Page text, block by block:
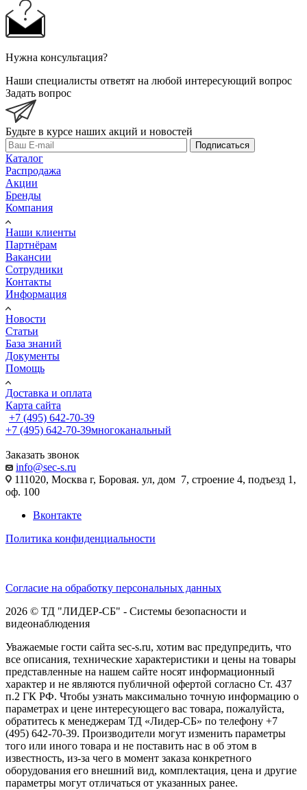
Нужна консультация?
Наши специалисты ответят на любой интересующий вопрос
Задать вопрос
Будьте в курсе наших акций и новостей
Подписаться
Каталог
Распродажа
Акции
Бренды
Компания
Наши клиенты
Партнёрам
Вакансии
Сотрудники
Контакты
Информация
Новости
Статьи
База знаний
Документы
Помощь
Доставка и оплата
Карта сайта
+7 (495) 642-70-39
+7 (495) 642-70-39многоканальный
Заказать звонок
info@sec-s.ru
111020, Москва г, Боровая. ул, дом 7, строение 4, подъезд 1,
оф. 100
Вконтакте
Политика конфиденциальности
Согласие на обработку персональных данных
2026 © ТД "ЛИДЕР-СБ" - Системы безопасности и
видеонаблюдения
Уважаемые гости сайта sec-s.ru, хотим вас предупредить, что
все описания, технические характеристики и цены на товары
представленные на нашем сайте носят информационный
характер и не являются публичной офертой согласно Ст. 437
п.2 ГК РФ. Чтобы узнать максимально точную информацию о
параметрах и цене интересующего вас товара, пожалуйста,
обратитесь к менеджерам ТД «Лидер-СБ» по телефону +7
(495) 642-70-39. Производители могут изменить параметры
того или иного товара и не поставить нас в об этом в
известность, из-за чего в момент заказа конкретного
оборудования его внешний вид, комплектация, цена и другие
параметры могут отличаться от указанных ранее.